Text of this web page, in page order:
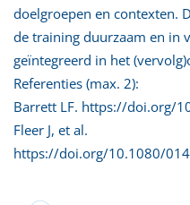
doelgroepen en contexten.
de training duurzaam en in
geïntegreerd in het
Referenties (max. 2):
Barrett LF. https://doi.org/
Fleer J, et al.
https://doi.org/10.1080/